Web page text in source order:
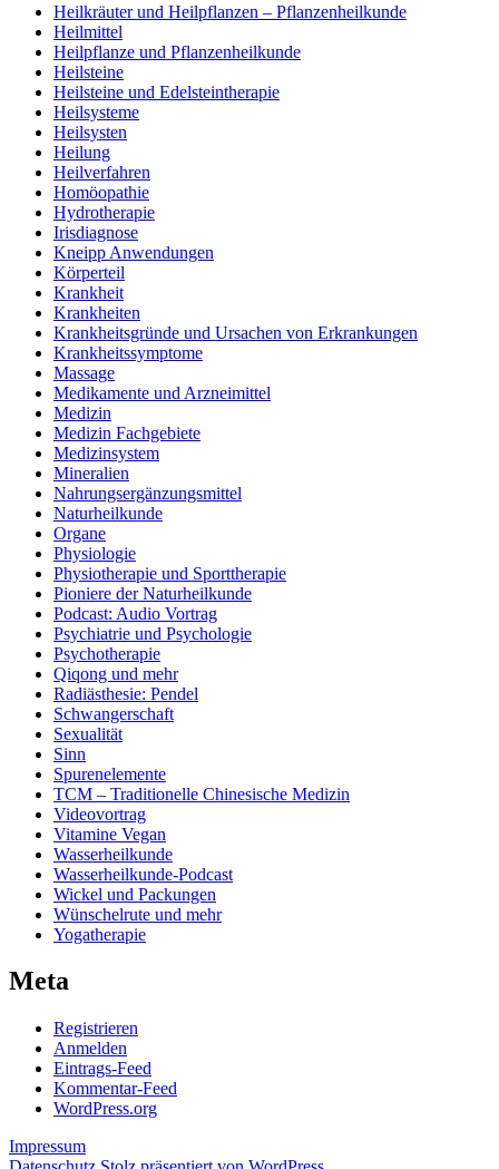
Heilkräuter und Heilpflanzen – Pflanzenheilkunde
Heilmittel
Heilpflanze und Pflanzenheilkunde
Heilsteine
Heilsteine und Edelsteintherapie
Heilsysteme
Heilsysten
Heilung
Heilverfahren
Homöopathie
Hydrotherapie
Irisdiagnose
Kneipp Anwendungen
Körperteil
Krankheit
Krankheiten
Krankheitsgründe und Ursachen von Erkrankungen
Krankheitssymptome
Massage
Medikamente und Arzneimittel
Medizin
Medizin Fachgebiete
Medizinsystem
Mineralien
Nahrungsergänzungsmittel
Naturheilkunde
Organe
Physiologie
Physiotherapie und Sporttherapie
Pioniere der Naturheilkunde
Podcast: Audio Vortrag
Psychiatrie und Psychologie
Psychotherapie
Qiqong und mehr
Radiästhesie: Pendel
Schwangerschaft
Sexualität
Sinn
Spurenelemente
TCM – Traditionelle Chinesische Medizin
Videovortrag
Vitamine Vegan
Wasserheilkunde
Wasserheilkunde-Podcast
Wickel und Packungen
Wünschelrute und mehr
Yogatherapie
Meta
Registrieren
Anmelden
Eintrags-Feed
Kommentar-Feed
WordPress.org
Impressum